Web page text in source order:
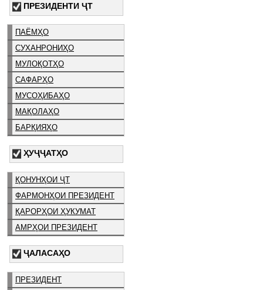
ПРЕЗИДЕНТИ ҶТ
ПАЁМҲО
СУХАНРОНИҲО
МУЛОҚОТҲО
САФАРҲО
МУСОҲИБАҲО
МАҚОЛАҲО
БАРҚИЯҲО
ҲУҶҶАТҲО
ҚОНУНҲОИ ҶТ
ФАРМОНҲОИ ПРЕЗИДЕНТ
ҚАРОРҲОИ ҲУКУМАТ
АМРҲОИ ПРЕЗИДЕНТ
ҶАЛАСАҲО
ПРЕЗИДЕНТ